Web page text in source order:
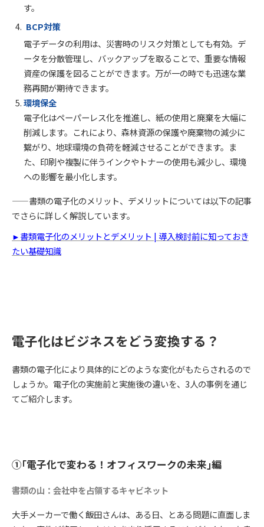
す。
BCP対策
電子データの利用は、災害時のリスク対策としても有効。デ
ータを分散管理し、バックアップを取ることで、重要な情報
資産の保護を図ることができます。万が一の時でも迅速な業
務再開が期待できます。
環境保全
電子化はペーパーレス化を推進し、紙の使用と廃棄を大幅に
削減します。これにより、森林資源の保護や廃棄物の減少に
繋がり、地球環境の負荷を軽減させることができます。ま
た、印刷や複製に伴うインクやトナーの使用も減少し、環境
への影響を最小化します。
——書類の電子化のメリット、デメリットについては以下の記事
でさらに詳しく解説しています。
►書類電子化のメリットとデメリット | 導入検討前に知っておき
たい基礎知識
電子化はビジネスをどう変換する？
書類の電子化により具体的にどのような変化がもたらされるので
しょうか。電子化の実施前と実施後の違いを、3人の事例を通じ
てご紹介します。
①｢電子化で変わる！オフィスワークの未来｣編
書類の山：会社中を占領するキャビネット
大手メーカーで働く飯田さんは、ある日、とある問題に直面しま